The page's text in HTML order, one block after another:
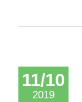
11/10
2019